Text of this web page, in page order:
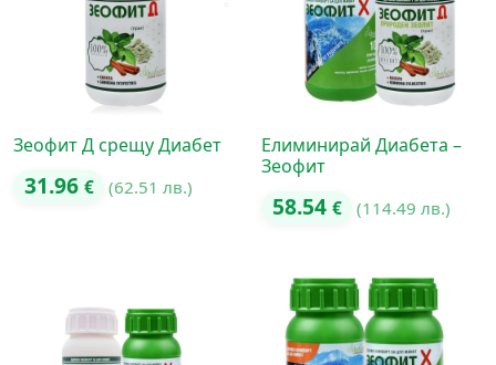
Зеофит Д срещу Диабет
31.96 € (62.51 лв.)
Елиминирай Диабета –
Зеофит
58.54 € (114.49 лв.)